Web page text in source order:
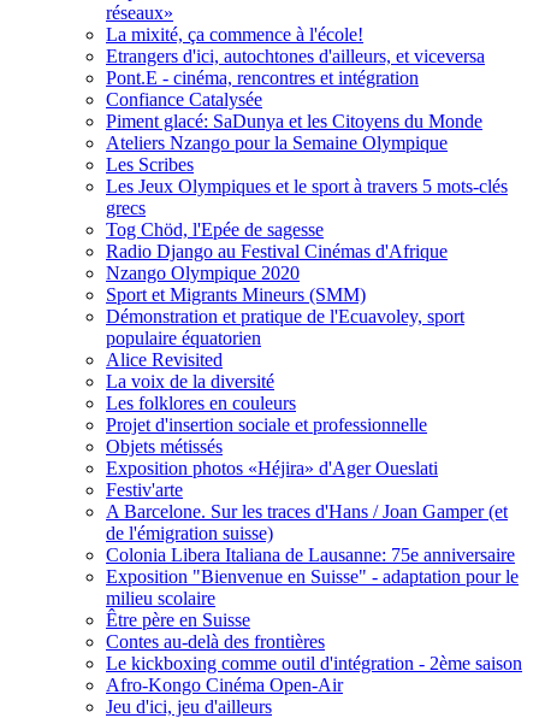
réseaux»
La mixité, ça commence à l'école!
Etrangers d'ici, autochtones d'ailleurs, et viceversa
Pont.E - cinéma, rencontres et intégration
Confiance Catalysée
Piment glacé: SaDunya et les Citoyens du Monde
Ateliers Nzango pour la Semaine Olympique
Les Scribes
Les Jeux Olympiques et le sport à travers 5 mots-clés
grecs
Tog Chöd, l'Epée de sagesse
Radio Django au Festival Cinémas d'Afrique
Nzango Olympique 2020
Sport et Migrants Mineurs (SMM)
Démonstration et pratique de l'Ecuavoley, sport
populaire équatorien
Alice Revisited
La voix de la diversité
Les folklores en couleurs
Projet d'insertion sociale et professionnelle
Objets métissés
Exposition photos «Héjira» d'Ager Oueslati
Festiv'arte
A Barcelone. Sur les traces d'Hans / Joan Gamper (et
de l'émigration suisse)
Colonia Libera Italiana de Lausanne: 75e anniversaire
Exposition "Bienvenue en Suisse" - adaptation pour le
milieu scolaire
Être père en Suisse
Contes au-delà des frontières
Le kickboxing comme outil d'intégration - 2ème saison
Afro-Kongo Cinéma Open-Air
Jeu d'ici, jeu d'ailleurs